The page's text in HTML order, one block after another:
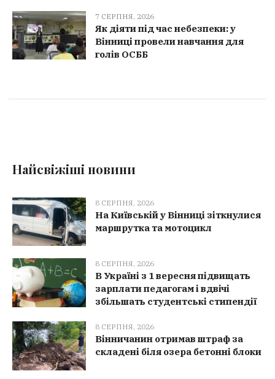
7 СЕРПНЯ, 2026
Як діяти під час небезпеки: у
Вінниці провели навчання для
голів ОСББ
Найсвіжіші новини
8 СЕРПНЯ, 2026
На Київській у Вінниці зіткнулися
маршрутка та мотоцикл
8 СЕРПНЯ, 2026
В Україні з 1 вересня підвищать
зарплати педагогам і вдвічі
збільшать студентські стипендії
8 СЕРПНЯ, 2026
Вінничанин отримав штраф за
складені біля озера бетонні блоки